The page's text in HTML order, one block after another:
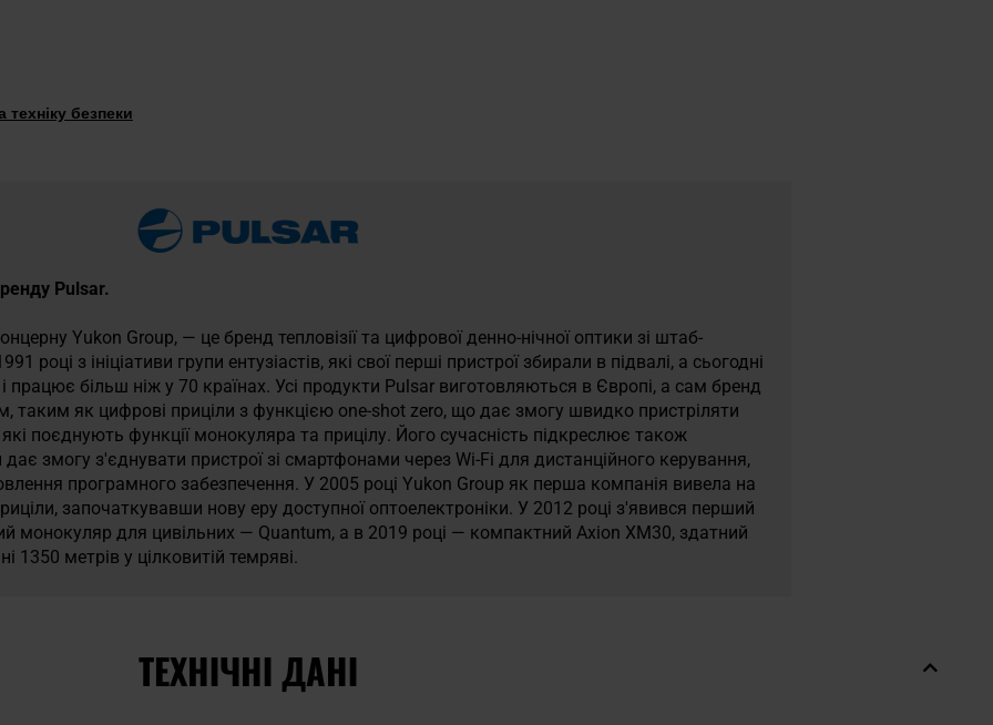
безпеки
Pulsar.
Yukon Group, — це бренд тепловізії та цифрової денно-нічної оптики зі штаб-
році з ініціативи групи ентузіастів, які свої перші пристрої збирали в підвалі, а сьогодні
працює більш ніж у 70 країнах. Усі продукти Pulsar виготовляються в Європі, а сам бренд
таким як цифрові приціли з функцією one-shot zero, що дає змогу швидко пристріляти
поєднують функції монокуляра та прицілу. Його сучасність підкреслює також
змогу з'єднувати пристрої зі смартфонами через Wi-Fi для дистанційного керування,
програмного забезпечення. У 2005 році Yukon Group як перша компанія вивела на
започаткувавши нову еру доступної оптоелектроніки. У 2012 році з'явився перший
монокуляр для цивільних — Quantum, а в 2019 році — компактний Axion XM30, здатний
1350 метрів у цілковитій темряві.
ТЕХНІЧНІ ДАНІ